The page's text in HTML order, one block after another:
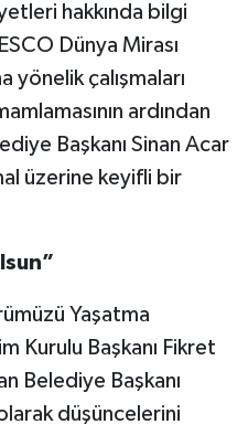
hakkında bilgi
Dünya Mirası
yönelik çalışmaları
ardından
Başkanı Sinan Acar
üzerine keyifli bir
Yaşatma
Kurulu Başkanı Fikret
Belediye Başkanı
düşüncelerini